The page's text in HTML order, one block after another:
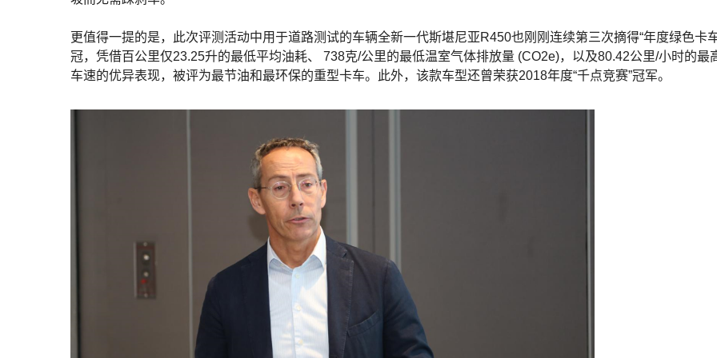
更值得一提的是，此次评测活动中用于道路测试的车辆全新一代斯堪尼亚R450也刚刚连续第三次摘得“年度绿色卡
冠，凭借百公里仅23.25升的最低平均油耗、 738克/公里的最低温室气体排放量 (CO2e)，以及80.42公里/小时的最
车速的优异表现，被评为最节油和最环保的重型卡车。此外，该款车型还曾荣获2018年度“千点竞赛”冠军。